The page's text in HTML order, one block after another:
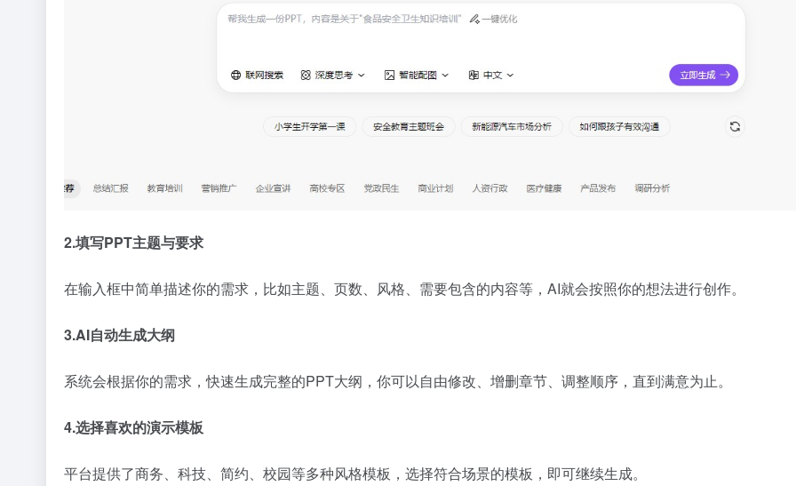
2.填写PPT主题与要求
在输入框中简单描述你的需求，比如主题、页数、风格、需要包含的内容等，AI就会按照你的想法进行创作。
3.AI自动生成大纲
系统会根据你的需求，快速生成完整的PPT大纲，你可以自由修改、增删章节、调整顺序，直到满意为止。
4.选择喜欢的演示模板
平台提供了商务、科技、简约、校园等多种风格模板，选择符合场景的模板，即可继续生成。